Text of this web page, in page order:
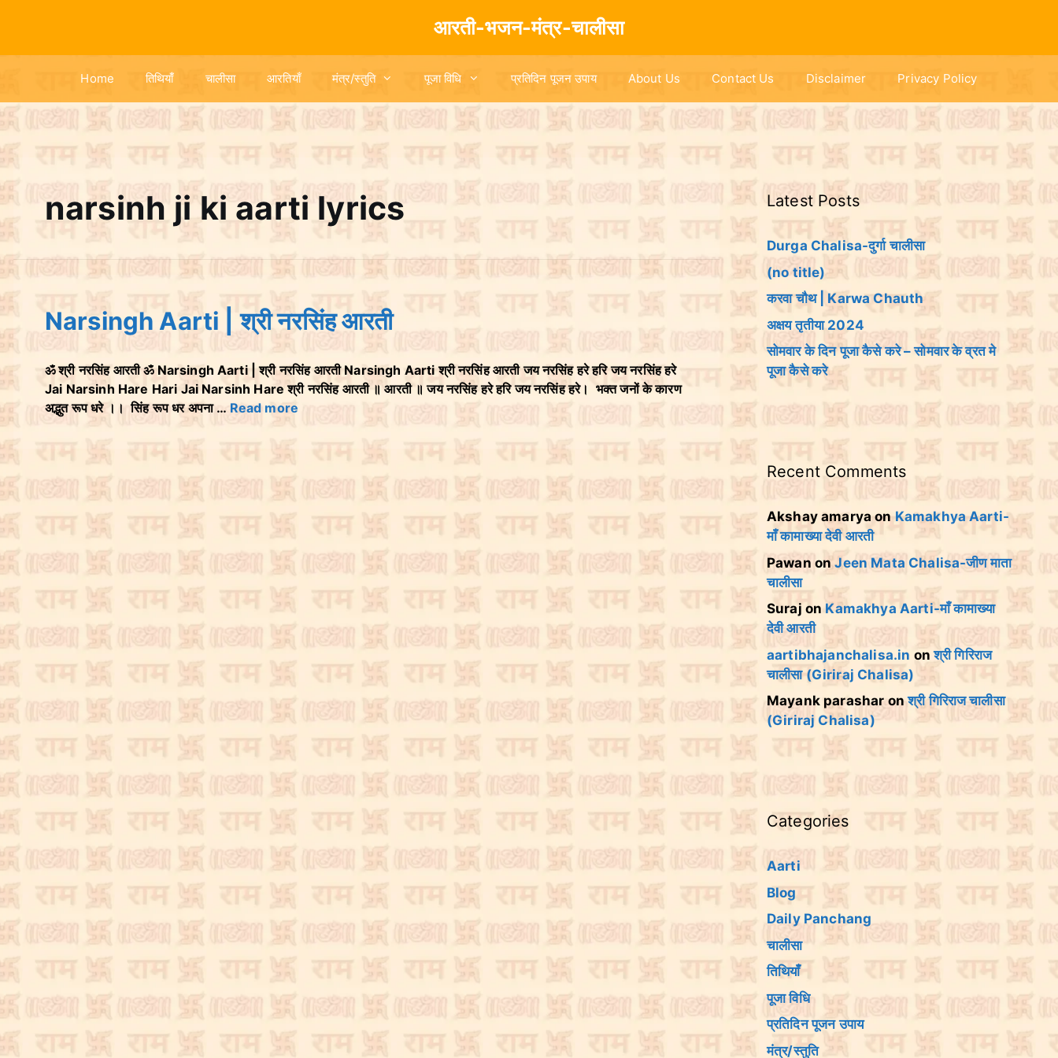
o
आरती-भजन-मंत्र-चालीसा
Home तिथियांँ चालीसा आरतियाँ मंत्र/स्तुति पूजा विधि प्रतिदिन पूजन उपाय About Us Contact Us Disclaimer Privacy Policy
narsinh ji ki aarti lyrics
Narsingh Aarti | श्री नरसिंह आरती
ॐ श्री नरसिंह आरती ॐ Narsingh Aarti | श्री नरसिंह आरती Narsingh Aarti श्री नरसिंह आरती जय नरसिंह हरे हरि जय नरसिंह हरे
Jai Narsinh Hare Hari Jai Narsinh Hare श्री नरसिंह आरती ॥ आरती ॥ जय नरसिंह हरे हरि जय नरसिंह हरे। भक्त जनों के कारण
अद्भुत रूप धरे ।। सिंह रूप धर अपना … Read more
Latest Posts
Durga Chalisa-दुर्गा चालीसा
(no title)
करवा चौथ | Karwa Chauth
अक्षय तृतीया 2024
सोमवार के दिन पूजा कैसे करे – सोमवार के व्रत मे
पूजा कैसे करे
Recent Comments
Akshay amaryaonKamakhya Aarti-
माँ कामाख्या देवी आरती
Pawan onJeen Mata Chalisa-जीण माता
चालीसा
Suraj on Kamakhya Aarti-माँ कामाख्या
देवी आरती
aartibhajanchalisa.in onश्री गिरिराज
चालीसा (Giriraj Chalisa)
Mayank parasharonश्री गिरिराज चालीसा
(Giriraj Chalisa)
Categories
Aarti
Blog
Daily Panchang
चालीसा
तिथियांँ
पूजा विधि
प्रतिदिन पूजन उपाय
मंत्र/स्तुति